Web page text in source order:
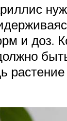
и доз.